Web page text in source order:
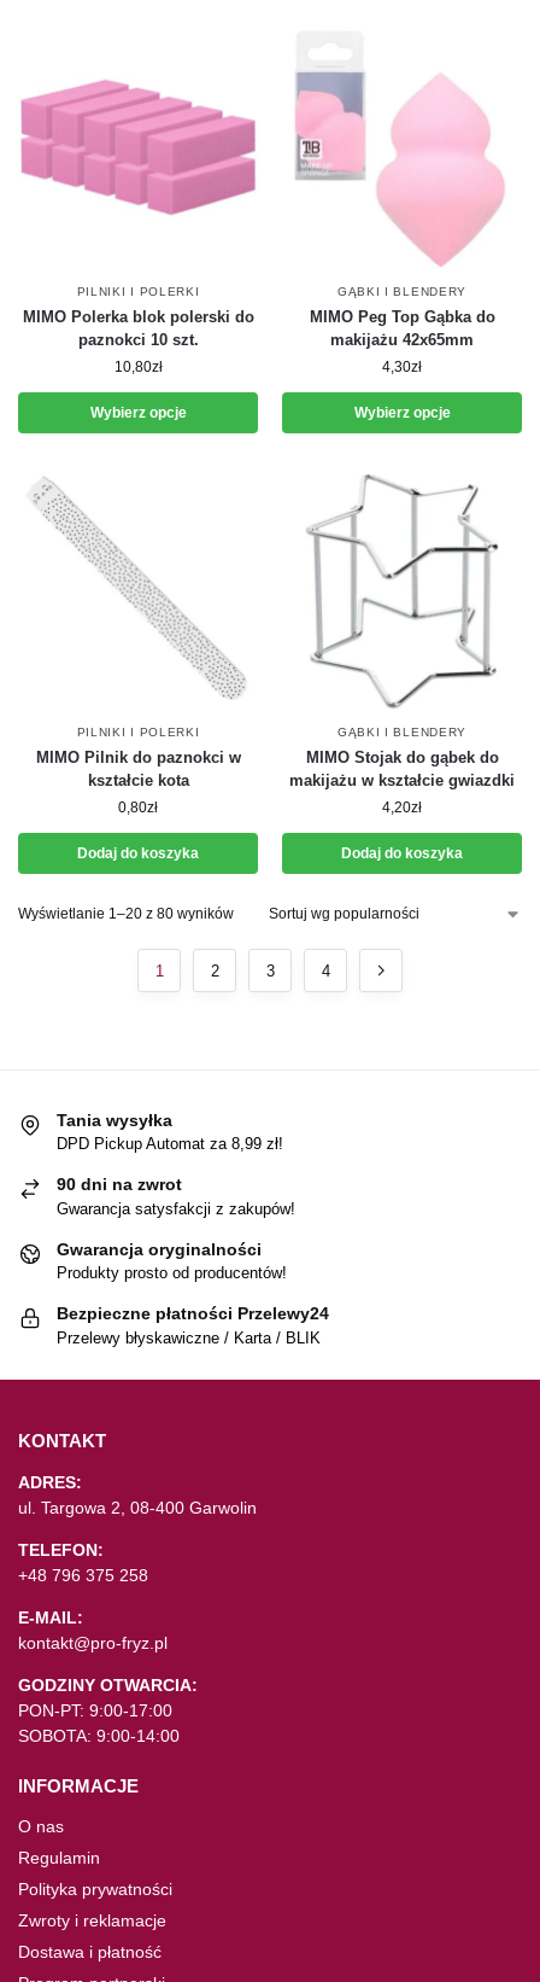
PILNIKI I POLERKI
MIMO Polerka blok polerski do
paznokci 10 szt.
10,80zł
Wybierz opcje
GĄBKI I BLENDERY
MIMO Peg Top Gąbka do
makijażu 42x65mm
4,30zł
Wybierz opcje
PILNIKI I POLERKI
MIMO Pilnik do paznokci w
kształcie kota
0,80zł
Dodaj do koszyka
GĄBKI I BLENDERY
MIMO Stojak do gąbek do
makijażu w kształcie gwiazdki
4,20zł
Dodaj do koszyka
Wyświetlanie 1–20 z 80 wyników
1 2 3 4
Tania wysyłka
DPD Pickup Automat za 8,99 zł!
90 dni na zwrot
Gwarancja satysfakcji z zakupów!
Gwarancja oryginalności
Produkty prosto od producentów!
Bezpieczne płatności Przelewy24
Przelewy błyskawiczne / Karta / BLIK
KONTAKT
ADRES:
ul. Targowa 2, 08-400 Garwolin
TELEFON:
+48 796 375 258
E-MAIL:
kontakt@pro-fryz.pl
GODZINY OTWARCIA:
PON-PT: 9:00-17:00
SOBOTA: 9:00-14:00
INFORMACJE
O nas
Regulamin
Polityka prywatności
Zwroty i reklamacje
Dostawa i płatność